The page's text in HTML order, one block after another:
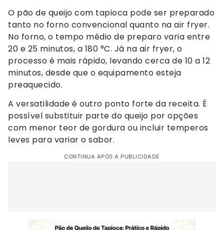
O pão de queijo com tapioca pode ser preparado
tanto no forno convencional quanto na air fryer.
No forno, o tempo médio de preparo varia entre
20 e 25 minutos, a 180 °C. Já na air fryer, o
processo é mais rápido, levando cerca de 10 a 12
minutos, desde que o equipamento esteja
preaquecido.
A versatilidade é outro ponto forte da receita. É
possível substituir parte do queijo por opções
com menor teor de gordura ou incluir temperos
leves para variar o sabor.
CONTINUA APÓS A PUBLICIDADE